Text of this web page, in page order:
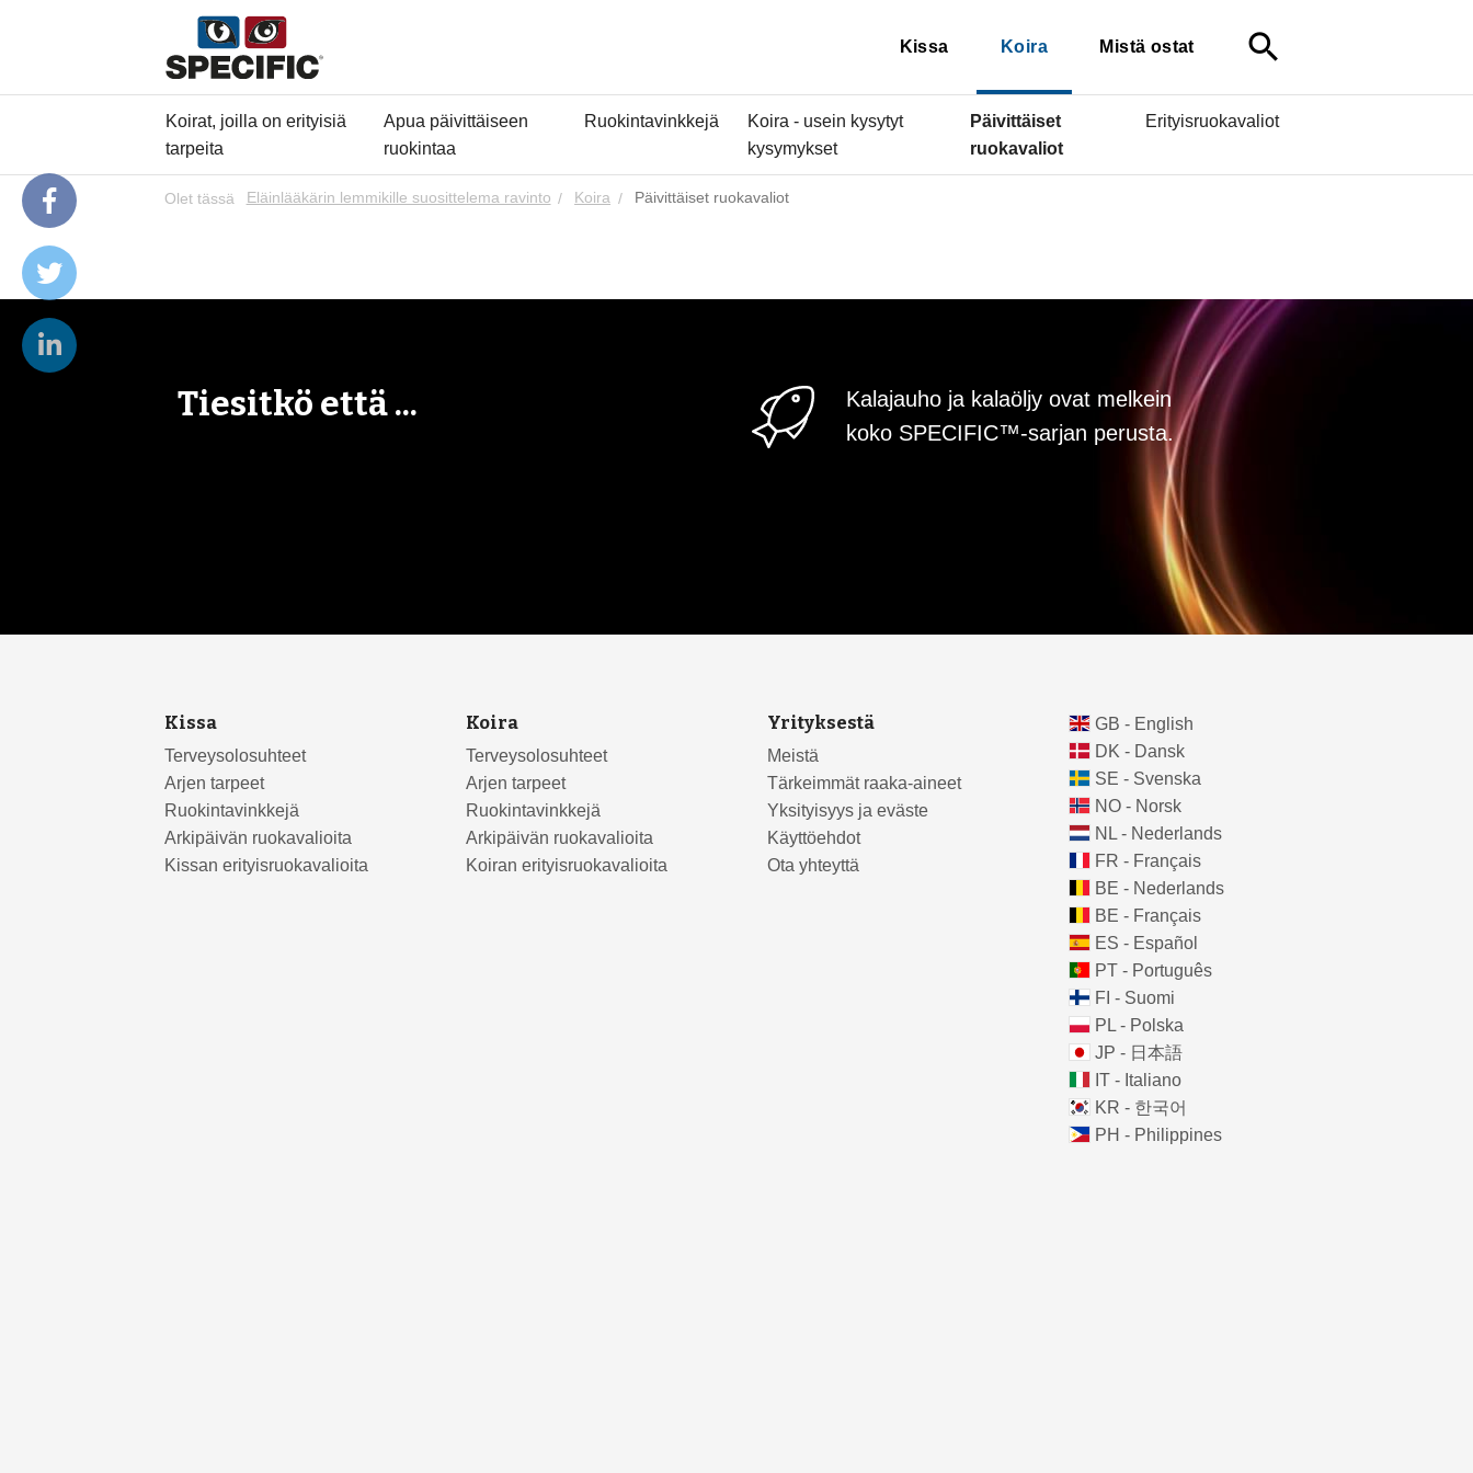
Kissa Koira Mistä ostat search
Koirat, joilla on erityisiä
tarpeita
Apua päivittäiseen
ruokintaa
Ruokintavinkkejä
Koira - usein kysytyt
kysymykset
Päivittäiset
ruokavaliot
Erityisruokavaliot
Olet tässä Eläinlääkärin lemmikille suosittelema ravinto Koira Päivittäiset ruokavaliot
Tiesitkö että ...
Kalajauho ja kalaöljy ovat melkein
koko SPECIFIC™-sarjan perusta.
Kissa
Terveysolosuhteet
Arjen tarpeet
Ruokintavinkkejä
Arkipäivän ruokavalioita
Kissan erityisruokavalioita
Koira
Terveysolosuhteet
Arjen tarpeet
Ruokintavinkkejä
Arkipäivän ruokavalioita
Koiran erityisruokavalioita
Yrityksestä
Meistä
Tärkeimmät raaka-aineet
Yksityisyys ja eväste
Käyttöehdot
Ota yhteyttä
GB - English
DK - Dansk
SE - Svenska
NO - Norsk
NL - Nederlands
FR - Français
BE - Nederlands
BE - Français
ES - Español
PT - Português
FI - Suomi
PL - Polska
JP - 日本語
IT - Italiano
KR - 한국어
PH - Philippines